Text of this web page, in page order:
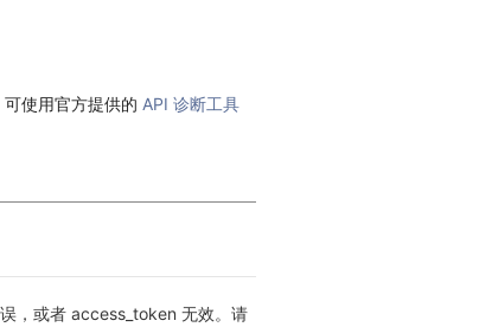
可使用官方提供的 API 诊断工具
，或者 access_token 无效。请